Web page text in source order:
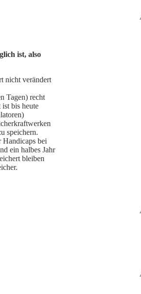
ist, also
nicht verändert
Tagen) recht
bis heute
speichern.
Handicaps bei
ein halbes Jahr
bleiben